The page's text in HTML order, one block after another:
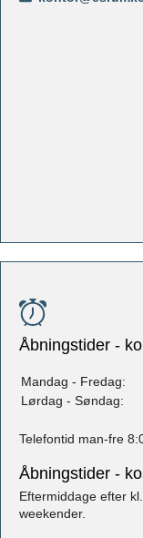
Åbningstider -
Mandag - Fredag:
Lørdag - Søndag:
Telefontid man-fre
Åbningstider -
Eftermiddage efter
weekender.